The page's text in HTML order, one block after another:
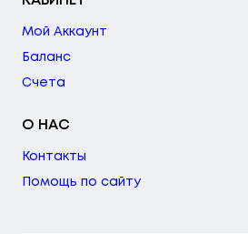
Мой Аккаунт
Баланс
Счета
О НАС
Контакты
Помощь по сайту